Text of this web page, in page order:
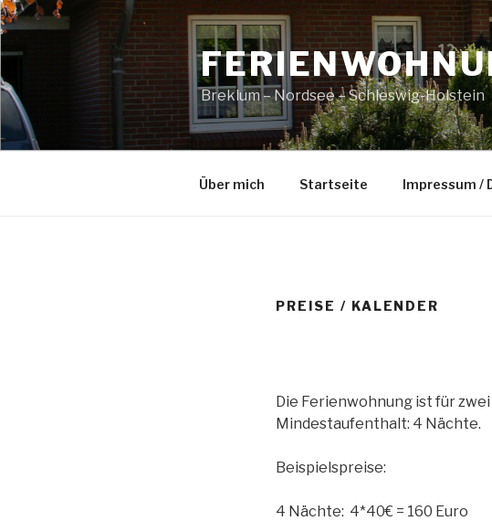
Zum
Inhalt
springen
Breklum – Nordsee – Schleswig-Holstein
Über mich Startseite Impressum /
PREISE / KALENDER
Die Ferienwohnung ist für
Mindestaufenthalt: 4 Nächte.
Beispielspreise:
4 Nächte: 4*40€ = 160 Euro